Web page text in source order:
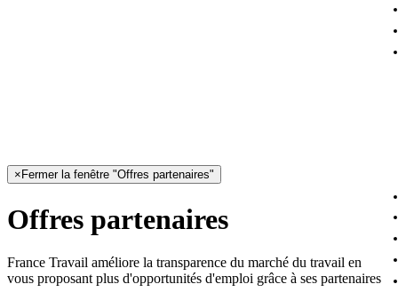
× Fermer la fenêtre "Offres partenaires"
Offres partenaires
France Travail améliore la transparence du marché du travail en
vous proposant plus d'opportunités d'emploi grâce à ses partenaires